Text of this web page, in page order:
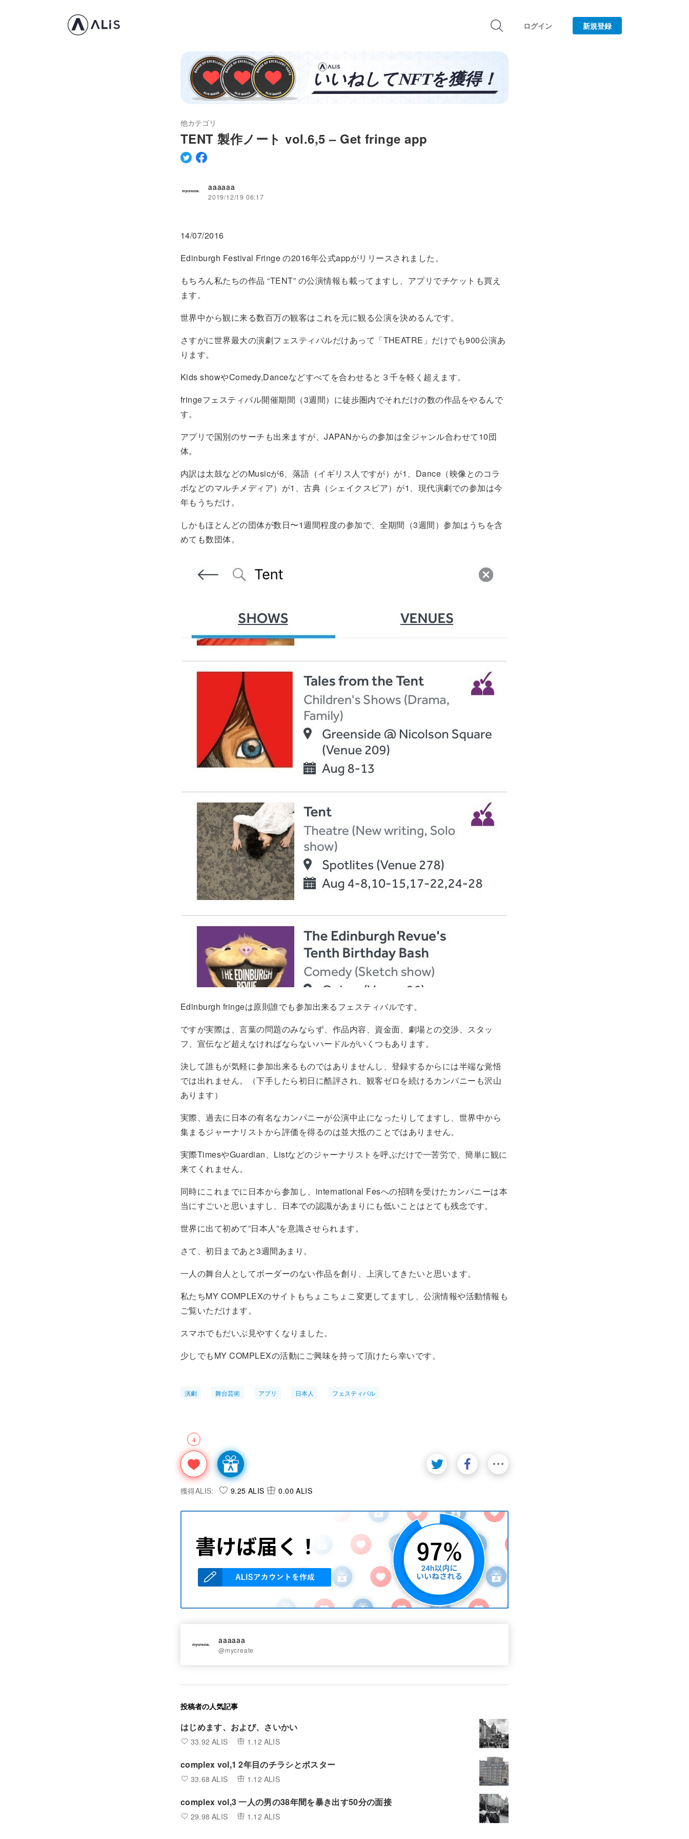
ログイン 新規登録
他カテゴリ
TENT 製作ノート vol.6,5 – Get fringe app
aaaaaa
2019/12/19 06:17
14/07/2016
Edinburgh Festival Fringe の2016年公式appがリリースされました。
もちろん私たちの作品 “TENT” の公演情報も載ってますし、アプリでチケットも買え
ます。
世界中から観に来る数百万の観客はこれを元に観る公演を決めるんです。
さすがに世界最大の演劇フェスティバルだけあって「THEATRE」だけでも900公演あ
ります。
Kids showやComedy,Danceなどすべてを合わせると３千を軽く超えます。
fringeフェスティバル開催期間（3週間）に徒歩圏内でそれだけの数の作品をやるんで
す。
アプリで国別のサーチも出来ますが、JAPANからの参加は全ジャンル合わせて10団
体。
内訳は太鼓などのMusicが6、落語（イギリス人ですが）が1、Dance（映像とのコラ
ボなどのマルチメディア）が1、古典（シェイクスピア）が1、現代演劇での参加は今
年もうちだけ。
しかもほとんどの団体が数日〜1週間程度の参加で、全期間（3週間）参加はうちを含
めても数団体。
Edinburgh fringeは原則誰でも参加出来るフェスティバルです。
ですが実際は、言葉の問題のみならず、作品内容、資金面、劇場との交渉、スタッ
フ、宣伝など超えなければならないハードルがいくつもあります。
決して誰もが気軽に参加出来るものではありませんし、登録するからには半端な覚悟
では出れません。（下手したら初日に酷評され、観客ゼロを続けるカンパニーも沢山
あります）
実際、過去に日本の有名なカンパニーが公演中止になったりしてますし、世界中から
集まるジャーナリストから評価を得るのは並大抵のことではありません。
実際TimesやGuardian、Listなどのジャーナリストを呼ぶだけで一苦労で、簡単に観に
来てくれません。
同時にこれまでに日本から参加し、international Fesへの招聘を受けたカンパニーは本
当にすごいと思いますし、日本での認識があまりにも低いことはとても残念です。
世界に出て初めて”日本人”を意識させられます。
さて、初日まであと3週間あまり。
一人の舞台人としてボーダーのない作品を創り、上演してきたいと思います。
私たちMY COMPLEXのサイトもちょこちょこ変更してますし、公演情報や活動情報も
ご覧いただけます。
スマホでもだいぶ見やすくなりました。
少しでもMY COMPLEXの活動にご興味を持って頂けたら幸いです。
演劇 舞台芸術 アプリ 日本人 フェスティバル
4
獲得ALIS: 9.25 ALIS 0.00 ALIS
aaaaaa
@mycreate
投稿者の人気記事
はじめます、および、さいかい
33.92 ALIS 1.12 ALIS
complex vol,1 2年目のチラシとポスター
33.68 ALIS 1.12 ALIS
complex vol,3 一人の男の38年間を暴き出す50分の面接
29.98 ALIS 1.12 ALIS